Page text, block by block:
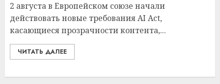
2 августа в Европейском союзе начали
действовать новые требования AI Act,
касающиеся прозрачности контента,...
ЧИТАТЬ ДАЛЕЕ